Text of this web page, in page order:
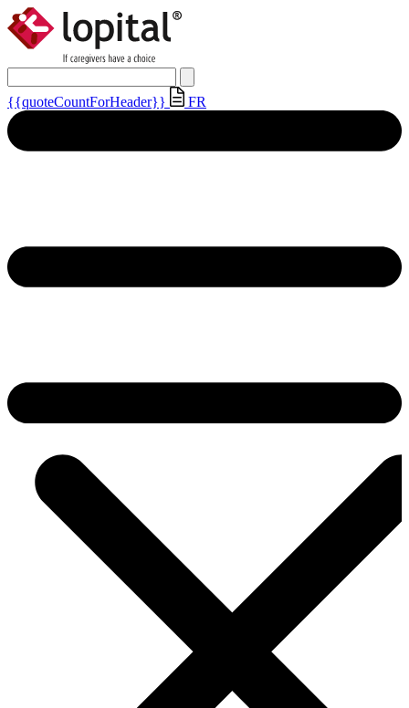
{{quoteCountForHeader}} FR